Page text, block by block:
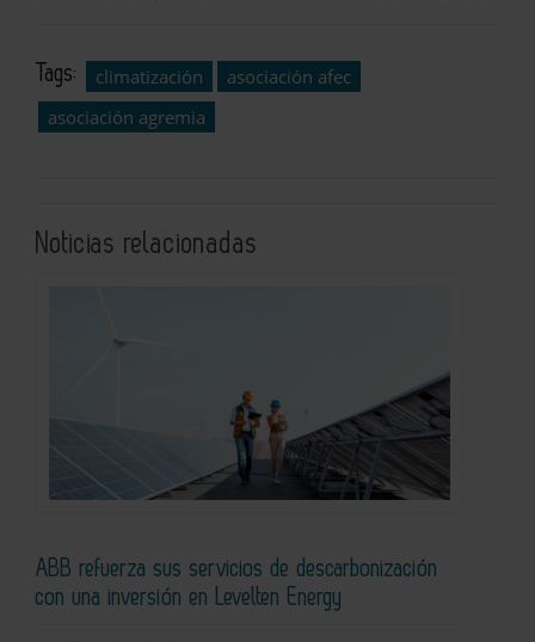
Tags: climatización
asociación afec
asociación agremia
Noticias relacionadas
ABB refuerza sus servicios de descarbonización
con una inversión en Levelten Energy